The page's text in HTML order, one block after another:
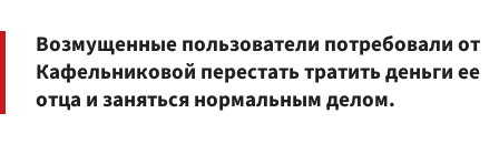
Возмущенные пользователи потребовали от
Кафельниковой перестать тратить деньги ее
отца и заняться нормальным делом.